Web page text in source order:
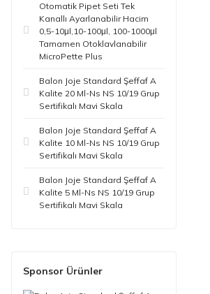
Otomatik Pipet Seti Tek
Kanallı Ayarlanabilir Hacim
0,5-10μl,10-100μl, 100-1000μl
Tamamen Otoklavlanabilir
MicroPette Plus
Balon Joje Standard Şeffaf A
Kalite 20 Ml-Ns NS 10/19 Grup
Sertifikalı Mavi Skala
Balon Joje Standard Şeffaf A
Kalite 10 Ml-Ns NS 10/19 Grup
Sertifikalı Mavi Skala
Balon Joje Standard Şeffaf A
Kalite 5 Ml-Ns NS 10/19 Grup
Sertifikalı Mavi Skala
Sponsor Ürünler